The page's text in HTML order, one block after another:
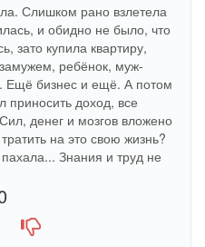
Слишком рано взлетела
и обидно не было, что
зато купила квартиру,
ребёнок, муж-
Ещё бизнес и ещё. А потом
приносить доход, все
денег и мозгов вложено
на это свою жизнь?
Знания и труд не